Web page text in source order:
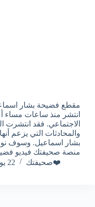
مقطع فضيحة بشار
انتشر منذ ساعات
الاجتماعي. فقد انتشرت
والمحادثات التي يزعم
بشار اسماعيل. وسوف
منصة صحيفتك فيديو
❤️صحيفتك
22 يونيو، 2025